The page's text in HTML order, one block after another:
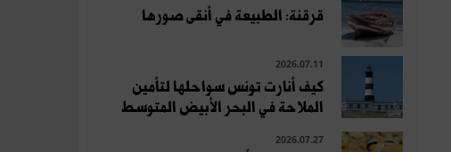
قرقنة: الطبيعة في أنقى صورها
2026.07.11
كيف أنارت تونس سواحلها لتأمين
الملاحة في البحر الأبيض المتوسط
2026.07.27